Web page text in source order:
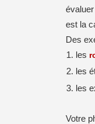
est la
Des
les
les
les
Votre